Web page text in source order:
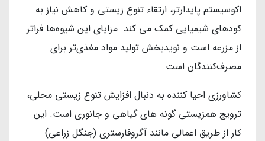
اکوسیستم پایدارتر، ارتقاء تنوع زیستی و کاهش نیاز به
کودهای شیمیایی کمک می کند. مزایای این شیوه‌ها فراتر
از مزرعه است و نویدبخش تولید مواد مغذی‌تر برای
مصرف‌کنندگان است.
کشاورزی احیا کننده به دنبال افزایش تنوع زیستی محلی،
ترویج همزیستی گونه های گیاهی و جانوری است. این
کار از طریق اعمالی مانند آگروفارستری (جنگل زراعی)